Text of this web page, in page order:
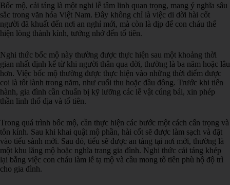
Bốc mộ, cải táng là một nghi lễ tâm linh quan trọng, mang ý nghĩa sâu
sắc trong văn hóa Việt Nam. Đây không chỉ là việc di dời hài cốt
người đã khuất đến nơi an nghỉ mới, mà còn là dịp để con cháu thể
hiện lòng thành kính, tưởng nhớ đến tổ tiên.
Nghi thức bốc mộ này thường được thực hiện sau một khoảng thời
gian nhất định kể từ khi người thân qua đời, thường là ba năm hoặc lâu
hơn. Việc bốc mộ thường được thực hiện vào những thời điểm được
coi là tốt lành trong năm, như cuối thu hoặc đầu đông. Trước khi tiến
hành, gia đình cần chuẩn bị kỹ lưỡng các lễ vật cúng bái, xin phép
thần linh thổ địa và tổ tiên.
Trong quá trình bốc mộ, cần thực hiện các bước một cách cẩn trọng và
tôn kính. Sau khi khai quật mộ phần, hài cốt sẽ được làm sạch và đặt
vào tiểu sành mới. Sau đó, tiểu sẽ được an táng tại nơi mới, thường là
một khu lăng mộ hoặc nghĩa trang gia đình. Nghi thức cải táng khép
lại bằng việc con cháu làm lễ tạ mộ và cầu mong tổ tiên phù hộ độ trì
cho gia đình.